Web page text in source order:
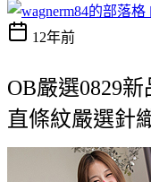
12年前
OB嚴選0829
直條紋嚴選針